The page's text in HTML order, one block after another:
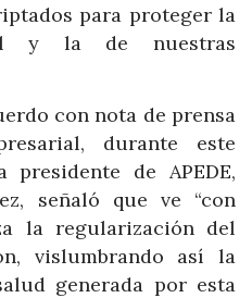
para proteger la
y la de nuestras
con nota de prensa
durante este
presidente de APEDE,
señaló que ve “con
la regularización del
vislumbrando así la
generada por esta